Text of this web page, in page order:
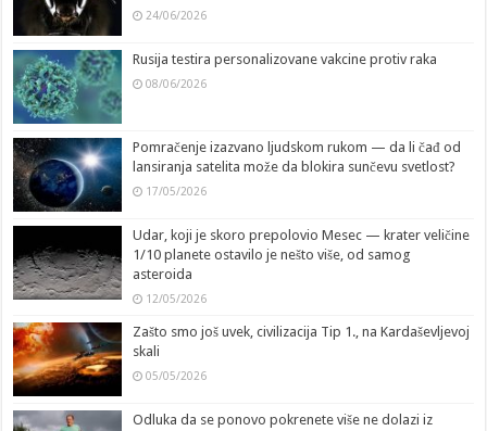
24/06/2026
Rusija testira personalizovane vakcine protiv raka
08/06/2026
Pomračenje izazvano ljudskom rukom — da li čađ od
lansiranja satelita može da blokira sunčevu svetlost?
17/05/2026
Udar, koji je skoro prepolovio Mesec — krater veličine
1/10 planete ostavilo je nešto više, od samog
asteroida
12/05/2026
Zašto smo još uvek, civilizacija Tip 1., na Kardaševljevoj
skali
05/05/2026
Odluka da se ponovo pokrenete više ne dolazi iz